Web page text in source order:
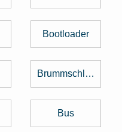
Bootloader
Brummschleifen
Bus